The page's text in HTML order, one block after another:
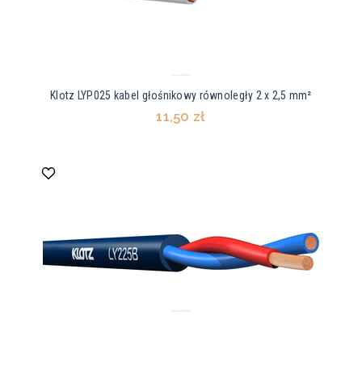
Klotz LYP025 kabel głośnikowy równoległy 2 x 2,5 mm²
11,50 zł